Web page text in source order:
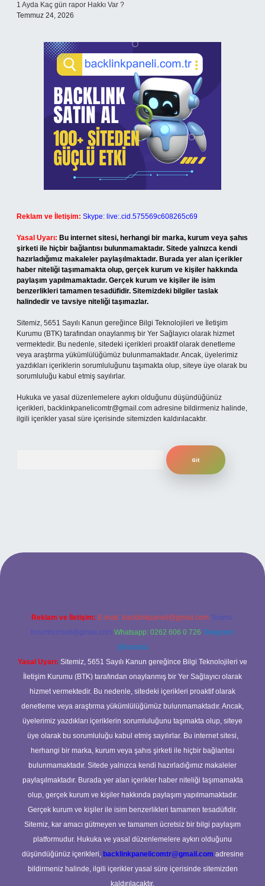
1 Ayda Kaç gün rapor Hakkı Var ?
Temmuz 24, 2026
Reklam ve İletişim: Skype: live:.cid.575569c608265c69
Yasal Uyarı: Bu internet sitesi, herhangi bir marka, kurum veya şahıs
şirketi ile hiçbir bağlantısı bulunmamaktadır. Sitede yalnızca kendi
hazırladığımız makaleler paylaşılmaktadır. Burada yer alan içerikler
haber niteliği taşımamakta olup, gerçek kurum ve kişiler hakkında
paylaşım yapılmamaktadır. Gerçek kurum ve kişiler ile isim
benzerlikleri tamamen tesadüfidir. Sitemizdeki bilgiler taslak
halindedir ve tavsiye niteliği taşımazlar.
Sitemiz, 5651 Sayılı Kanun gereğince Bilgi Teknolojileri ve İletişim
Kurumu (BTK) tarafından onaylanmış bir Yer Sağlayıcı olarak hizmet
vermektedir. Bu nedenle, sitedeki içerikleri proaktif olarak denetleme
veya araştırma yükümlülüğümüz bulunmamaktadır. Ancak, üyelerimiz
yazdıkları içeriklerin sorumluluğunu taşımakta olup, siteye üye olarak bu
sorumluluğu kabul etmiş sayılırlar.
Hukuka ve yasal düzenlemelere aykırı olduğunu düşündüğünüz
içerikleri, backlinkpanelicomtr@gmail.com adresine bildirmeniz halinde,
ilgili içerikler yasal süre içerisinde sitemizden kaldırılacaktır.
bahis
Reklam ve İletişim: E-mail: backlinkpaneli@gmail.com Teams:
forumhizmeti@gmail.com Whatsapp: 0262 606 0 726 Telegram:
@karabul
Yasal Uyarı: Sitemiz, 5651 Sayılı Kanun gereğince Bilgi Teknolojileri ve
İletişim Kurumu (BTK) tarafından onaylanmış bir Yer Sağlayıcı olarak
hizmet vermektedir. Bu nedenle, sitedeki içerikleri proaktif olarak
denetleme veya araştırma yükümlülüğümüz bulunmamaktadır. Ancak,
üyelerimiz yazdıkları içeriklerin sorumluluğunu taşımakta olup, siteye
üye olarak bu sorumluluğu kabul etmiş sayılırlar. Bu internet sitesi,
herhangi bir marka, kurum veya şahıs şirketi ile hiçbir bağlantısı
bulunmamaktadır. Sitede yalnızca kendi hazırladığımız makaleler
paylaşılmaktadır. Burada yer alan içerikler haber niteliği taşımamakta
olup, gerçek kurum ve kişiler hakkında paylaşım yapılmamaktadır.
Gerçek kurum ve kişiler ile isim benzerlikleri tamamen tesadüfidir.
Sitemiz, kar amacı gütmeyen ve tamamen ücretsiz bir bilgi paylaşım
platformudur. Hukuka ve yasal düzenlemelere aykırı olduğunu
düşündüğünüz içerikleri, backlinkpanelicomtr@gmail.com adresine
bildirmeniz halinde, ilgili içerikler yasal süre içerisinde sitemizden
kaldırılacaktır.